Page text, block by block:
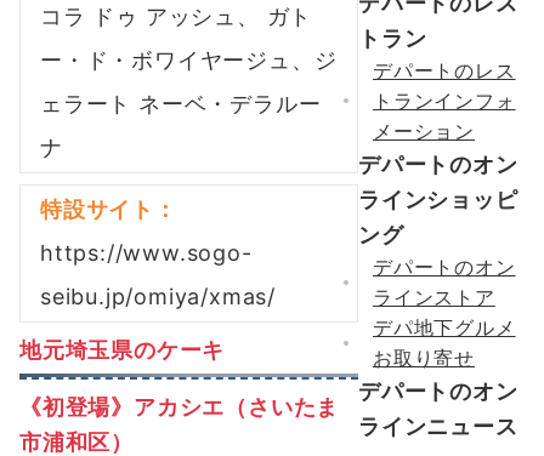
コラ ドゥ アッシュ、 ガト
ー・ド・ボワイヤージュ、ジ
ェラート ネーベ・デラルー
ナ
特設サイト：
https://www.sogo-
seibu.jp/omiya/xmas/
地元埼玉県のケーキ
《初登場》アカシエ（さいたま
市浦和区）
トラン
デパートのレス
トランインフォ
メーション
デパートのオン
ラインショッピ
ング
デパートのオン
ラインストア
デパ地下グルメ
お取り寄せ
デパートのオン
ラインニュース